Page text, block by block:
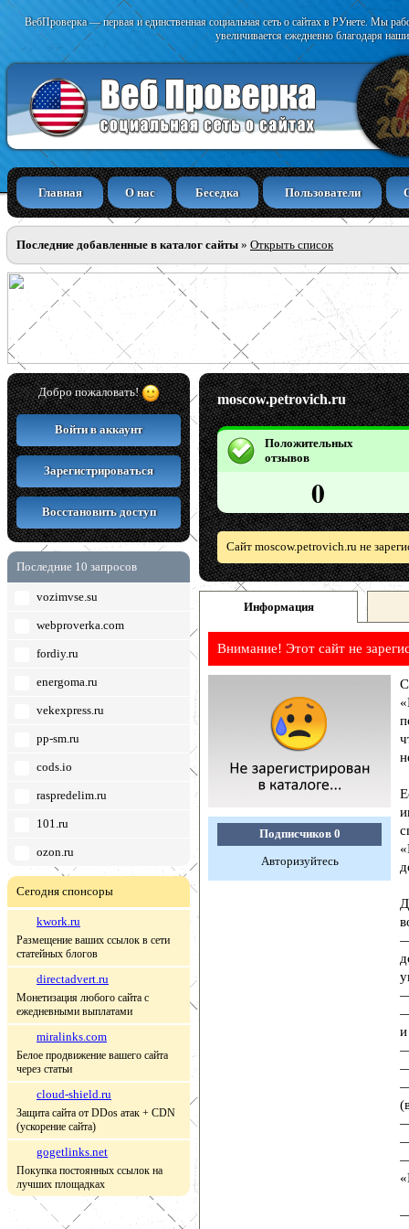
ВебПроверка — первая и единственная социальная сеть о сайтах в РУнете. Мы
увеличивается ежедневно благодаря
Главная О нас Беседка Пользователи
Последние добавленные в каталог сайты » Открыть список
Добро пожаловать!
Войти в аккаунт
Зарегистрироваться
Восстановить доступ
Последние 10 запросов
vozimvse.su
webproverka.com
fordiy.ru
energoma.ru
vekexpress.ru
pp-sm.ru
cods.io
raspredelim.ru
101.ru
ozon.ru
Сегодня спонсоры
kwork.ru
Размещение ваших ссылок в сети
статейных блогов
directadvert.ru
Монетизация любого сайта с
ежедневными выплатами
miralinks.com
Белое продвижение вашего сайта
через статьи
cloud-shield.ru
Защита сайта от DDos атак + CDN
(ускорение сайта)
gogetlinks.net
Покупка постоянных ссылок на
лучших площадках
moscow.petrovich.ru
Положительных
отзывов
0
Сайт moscow.petrovich.ru не
Информация
Внимание! Этот сайт не
Подписчиков 0
Авторизуйтесь